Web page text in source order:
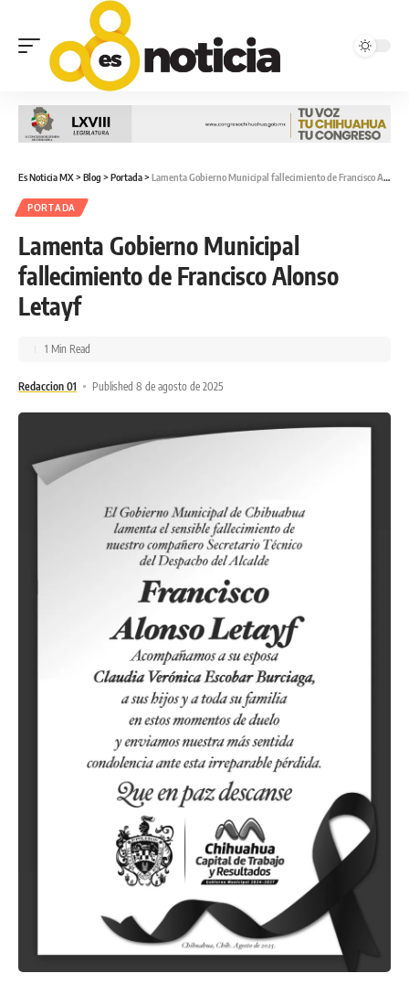
Es Noticia MX> Blog > Portada> Lamenta Gobierno Municipal fallecimiento de Francisco Alonso Letayf
PORTADA
Lamenta Gobierno Municipal
fallecimiento de Francisco Alonso
Letayf
Redaccion 01 Published 8 de agosto de 2025
1 Min Read